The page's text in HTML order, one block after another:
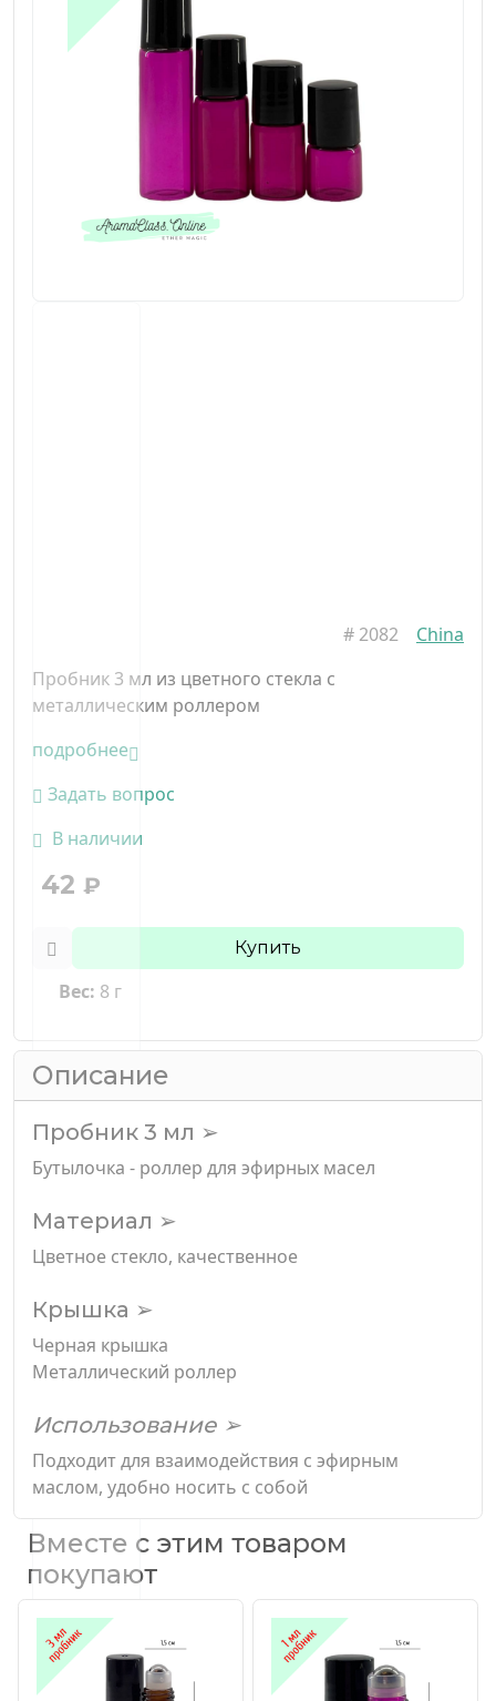
# 2082
China
Пробник 3 мл из цветного стекла с
металлическим роллером
подробнее
Задать вопрос
В наличии
42 ₽
Купить
Вес: 8 г
Описание
Пробник 3 мл ➢
Бутылочка - роллер для эфирных масел
Материал ➢
Цветное стекло, качественное
Крышка ➢
Черная крышка
Металлический роллер
Использование ➢
Подходит для взаимодействия с эфирным
маслом, удобно носить с собой
Вместе с этим товаром
покупают